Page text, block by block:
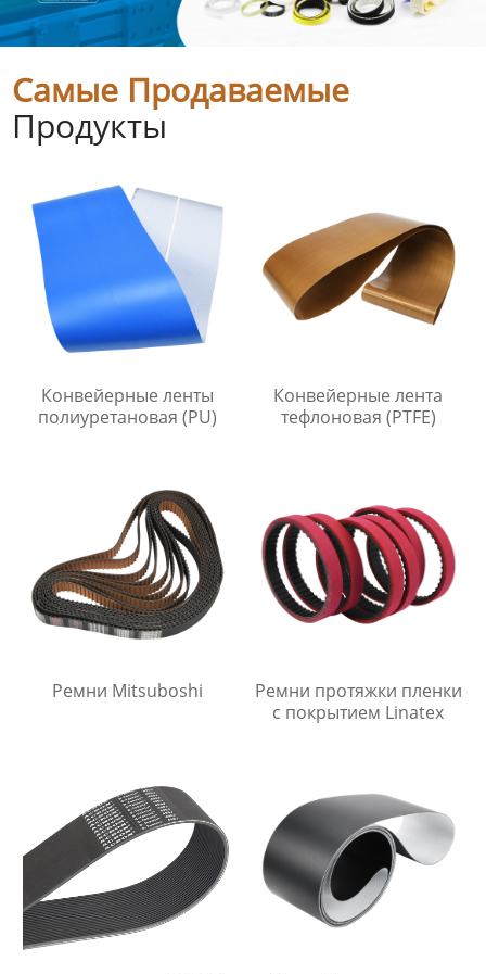
Самые Продаваемые
Продукты
Конвейерные ленты
полиуретановая (PU)
Конвейерные лента
тефлоновая (PTFE)
Ремни Mitsuboshi
Ремни протяжки пленки
с покрытием Linatex